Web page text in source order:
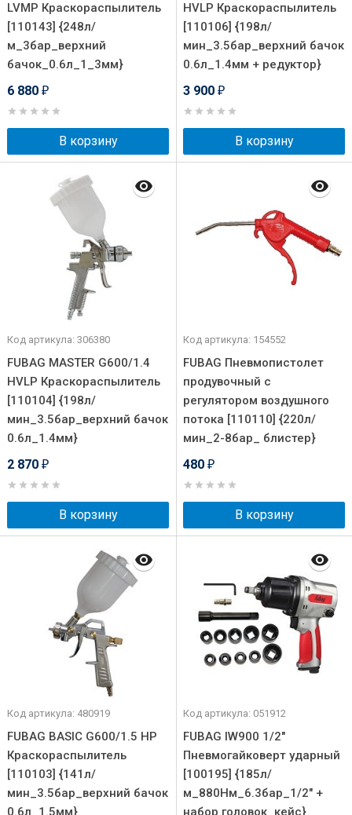
LVMP Краскораспылитель
[110143] {248л/
м_3бар_верхний
бачок_0.6л_1_3мм}
6 880 ₽
В корзину
HVLP Краскораспылитель
[110106] {198л/
мин_3.5бар_верхний бачок
0.6л_1.4мм + редуктор}
3 900 ₽
В корзину
Код артикула: 306380
FUBAG MASTER G600/1.4
HVLP Краскораспылитель
[110104] {198л/
мин_3.5бар_верхний бачок
0.6л_1.4мм}
2 870 ₽
В корзину
Код артикула: 154552
FUBAG Пневмопистолет
продувочный с
регулятором воздушного
потока [110110] {220л/
мин_2-8бар_ блистер}
480 ₽
В корзину
Код артикула: 480919
FUBAG BASIC G600/1.5 HP
Краскораспылитель
[110103] {141л/
мин_3.5бар_верхний бачок
0.6л_1.5мм}
Код артикула: 051912
FUBAG IW900 1/2"
Пневмогайковерт ударный
[100195] {185л/
м_880Нм_6.3бар_1/2" +
набор головок_кейс}